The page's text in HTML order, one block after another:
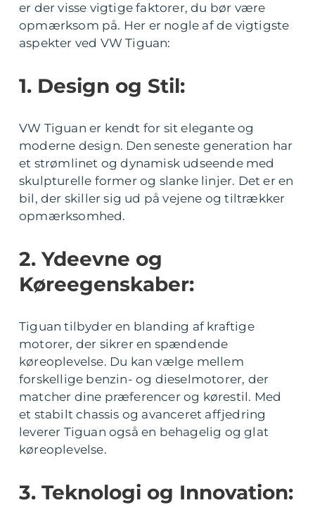
er der visse vigtige faktorer, du bør være
opmærksom på. Her er nogle af de vigtigste
aspekter ved VW Tiguan:
1. Design og Stil:
VW Tiguan er kendt for sit elegante og
moderne design. Den seneste generation har
et strømlinet og dynamisk udseende med
skulpturelle former og slanke linjer. Det er en
bil, der skiller sig ud på vejene og tiltrækker
opmærksomhed.
2. Ydeevne og
Køreegenskaber:
Tiguan tilbyder en blanding af kraftige
motorer, der sikrer en spændende
køreoplevelse. Du kan vælge mellem
forskellige benzin- og dieselmotorer, der
matcher dine præferencer og kørestil. Med
et stabilt chassis og avanceret affjedring
leverer Tiguan også en behagelig og glat
køreoplevelse.
3. Teknologi og Innovation: